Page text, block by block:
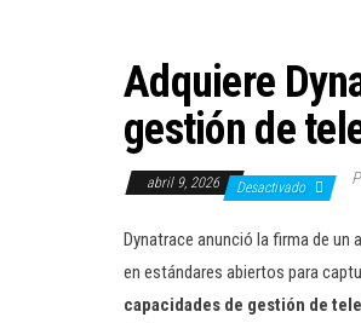
Adquiere
gestión de
abril 9, 2026 Desactivado
Dynatrace anunció la firma de un
en estándares abiertos para
capacidades de gestión de